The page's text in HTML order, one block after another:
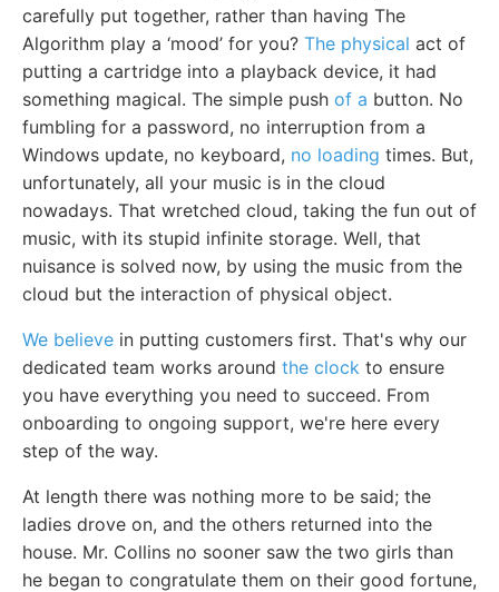
carefully put together, rather than having The
Algorithm play a ‘mood’ for you? The physical act of
putting a cartridge into a playback device, it had
something magical. The simple push of a button. No
fumbling for a password, no interruption from a
Windows update, no keyboard, no loading times. But,
unfortunately, all your music is in the cloud
nowadays. That wretched cloud, taking the fun out of
music, with its stupid infinite storage. Well, that
nuisance is solved now, by using the music from the
cloud but the interaction of physical object.
We believe in putting customers first. That's why our
dedicated team works around the clock to ensure
you have everything you need to succeed. From
onboarding to ongoing support, we're here every
step of the way.
At length there was nothing more to be said; the
ladies drove on, and the others returned into the
house. Mr. Collins no sooner saw the two girls than
he began to congratulate them on their good fortune,